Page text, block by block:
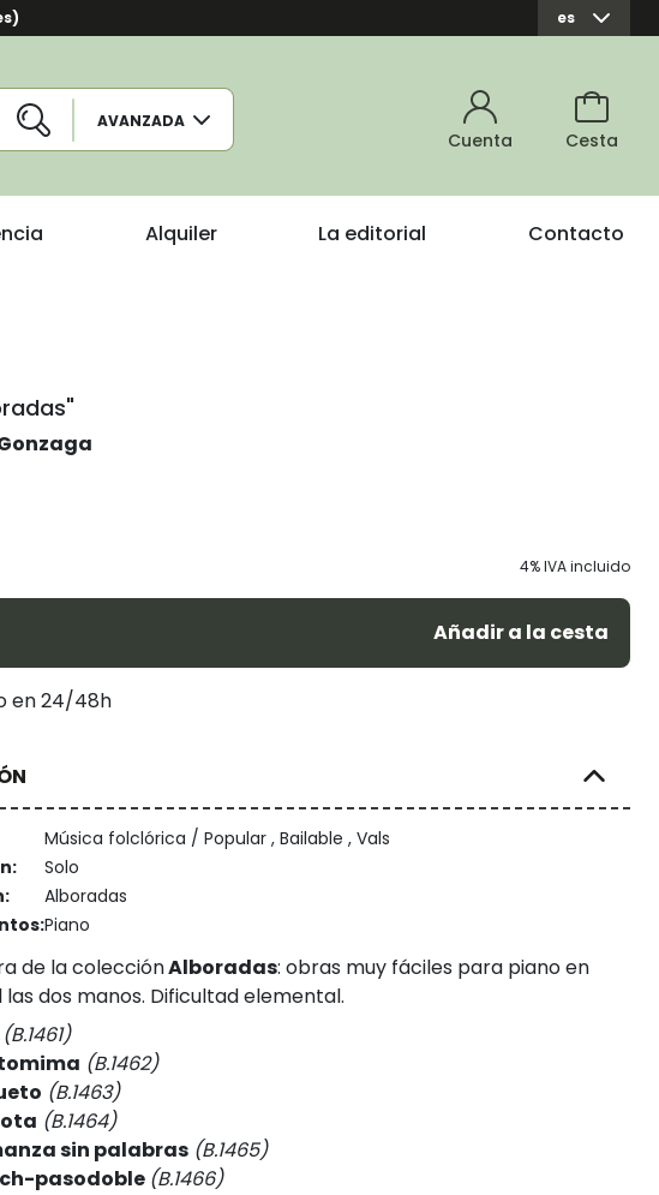
es
AVANZADA
Cuenta Cesta
Alquiler La editorial Contacto
4% IVA incluido
Añadir a la cesta
en 24/48h
Música folclórica / Popular , Bailable , Vals
Solo
Alboradas
Piano
de la colecciónAlboradas: obras muy fáciles para piano en
las dos manos. Dificultad elemental.
(B.1461)
(B.1462)
(B.1463)
(B.1464)
sin palabras (B.1465)
pasodoble (B.1466)